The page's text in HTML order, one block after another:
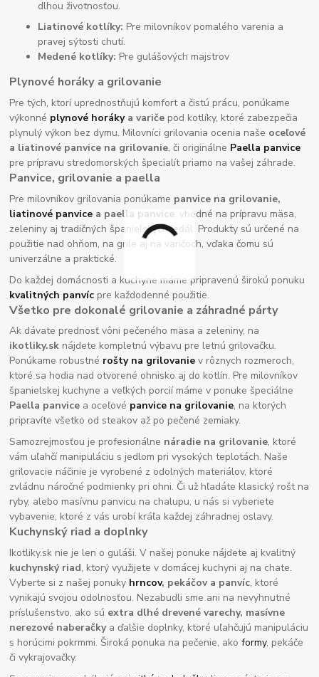
dlhou životnosťou.
Liatinové kotlíky: Pre milovníkov pomalého varenia a
pravej sýtosti chutí.
Medené kotlíky: Pre gulášových majstrov
Plynové horáky a grilovanie
Pre tých, ktorí uprednostňujú komfort a čistú prácu, ponúkame
výkonné plynové horákya variče pod kotlíky, ktoré zabezpečia
plynulý výkon bez dymu. Milovníci grilovania ocenia naše oceľové
a liatinové panvice na grilovanie, či originálne Paella panvice
pre prípravu stredomorských špecialít priamo na vašej záhrade.
Panvice, grilovanie a paella
Pre milovníkov grilovania ponúkame panvice na grilovanie,
liatinové panvice a paella panvice, vhodné na prípravu mäsa,
zeleniny aj tradičných španielskych jedál. Produkty sú určené na
použitie nad ohňom, na grile aj na varičoch, vďaka čomu sú
univerzálne a praktické.
Do každej domácnosti a kuchyne máme pripravenú širokú ponuku
kvalitných panvíc pre každodenné použitie.
Všetko pre dokonalé grilovanie a záhradné párty
Ak dávate prednosť vôni pečeného mäsa a zeleniny, na
ikotliky.sk nájdete kompletnú výbavu pre letnú grilovačku.
Ponúkame robustné rošty na grilovanie v rôznych rozmeroch,
ktoré sa hodia nad otvorené ohnisko aj do kotlín. Pre milovníkov
španielskej kuchyne a veľkých porcií máme v ponuke špeciálne
Paella panvice a oceľové panvice na grilovanie, na ktorých
pripravíte všetko od steakov až po pečené zemiaky.
Samozrejmosťou je profesionálne náradie na grilovanie, ktoré
vám uľahčí manipuláciu s jedlom pri vysokých teplotách. Naše
grilovacie náčinie je vyrobené z odolných materiálov, ktoré
zvládnu náročné podmienky pri ohni. Či už hľadáte klasický rošt na
ryby, alebo masívnu panvicu na chalupu, u nás si vyberiete
vybavenie, ktoré z vás urobí kráľa každej záhradnej oslavy.
Kuchynský riad a doplnky
Ikotliky.sk nie je len o guláši. V našej ponuke nájdete aj kvalitný
kuchynský riad, ktorý využijete v domácej kuchyni aj na chate.
Vyberte si z našej ponuky hrncov, pekáčov a panvíc, ktoré
vynikajú svojou odolnosťou. Nezabudli sme ani na nevyhnutné
príslušenstvo, ako sú extra dlhé drevené varechy, masívne
nerezové naberačkya ďalšie doplnky, ktoré uľahčujú manipuláciu
s horúcimi pokrmmi. Široká ponuka na pečenie, akoformy, pekáče
či vykrajovačky.